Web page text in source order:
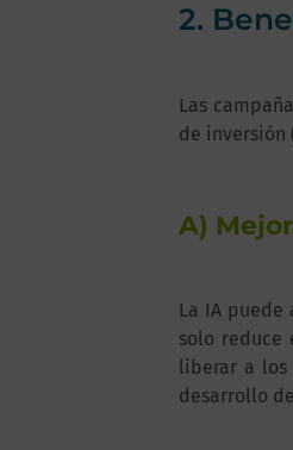
2.
Las
de inversión
A)
La IA
solo reduce
liberar a
desarrollo